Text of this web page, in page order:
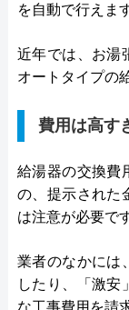
を自動で行えま
近年では、お湯
オートタイプの
費用は高す
給湯器の交換費
の、提示された
は注意が必要で
業者のなかには
したり、「激安
な工事費用を請